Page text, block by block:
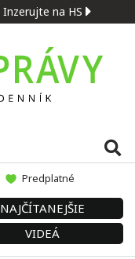
Inzerujte na HS
Predplatné
NAJČÍTANEJŠIE
VIDEÁ